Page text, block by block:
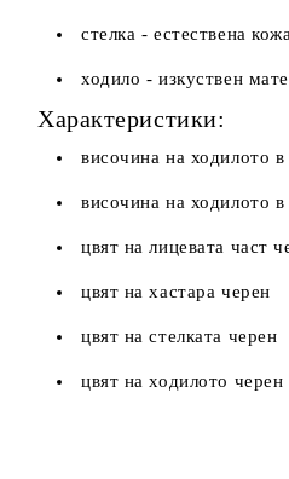
стелка - естествена кожа
ходило - изкуствен
Характеристики:
височина на ходилото
височина на ходилото
цвят на лицевата част
цвят на хастара черен
цвят на стелката черен
цвят на ходилото черен